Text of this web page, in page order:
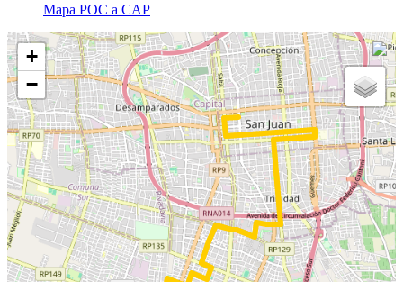
Mapa POC a CAP
+
−